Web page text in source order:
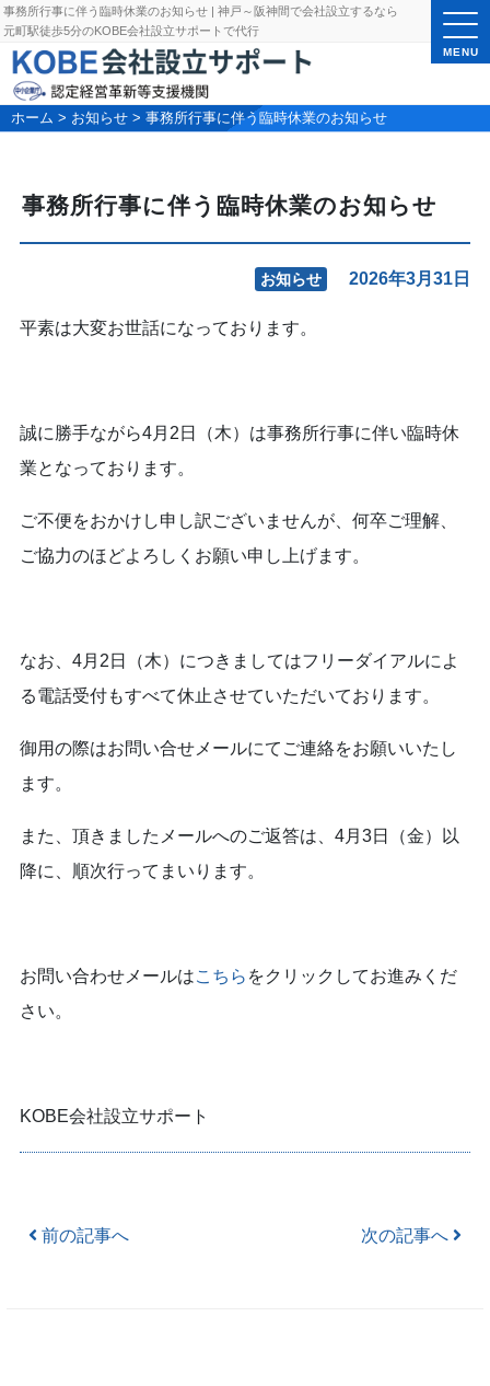
事務所行事に伴う臨時休業のお知らせ | 神戸～阪神間で会社設立するなら
元町駅徒歩5分のKOBE会社設立サポートで代行
MENU
ホーム > お知らせ > 事務所行事に伴う臨時休業のお知らせ
事務所行事に伴う臨時休業のお知らせ
お知らせ 2026年3月31日
平素は大変お世話になっております。
誠に勝手ながら4月2日（木）は事務所行事に伴い臨時休
業となっております。
ご不便をおかけし申し訳ございませんが、何卒ご理解、
ご協力のほどよろしくお願い申し上げます。
なお、4月2日（木）につきましてはフリーダイアルによ
る電話受付もすべて休止させていただいております。
御用の際はお問い合せメールにてご連絡をお願いいたし
ます。
また、頂きましたメールへのご返答は、4月3日（金）以
降に、順次行ってまいります。
お問い合わせメールはこちら をクリックしてお進みくだ
さい。
KOBE会社設立サポート
Post navigation
前の記事へ 次の記事へ